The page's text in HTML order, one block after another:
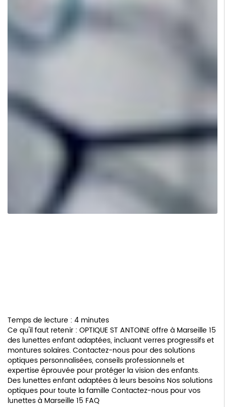
Temps de lecture : 4 minutes
Ce qu'il faut retenir : OPTIQUE ST ANTOINE offre à Marseille 15
des lunettes enfant adaptées, incluant verres progressifs et
montures solaires. Contactez-nous pour des solutions
optiques personnalisées, conseils professionnels et
expertise éprouvée pour protéger la vision des enfants.
Des lunettes enfant adaptées à leurs besoins Nos solutions
optiques pour toute la famille Contactez-nous pour vos
lunettes à Marseille 15 FAQ